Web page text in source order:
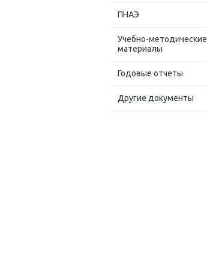
ПНАЭ
Учебно-методические
материалы
Годовые отчеты
Другие документы